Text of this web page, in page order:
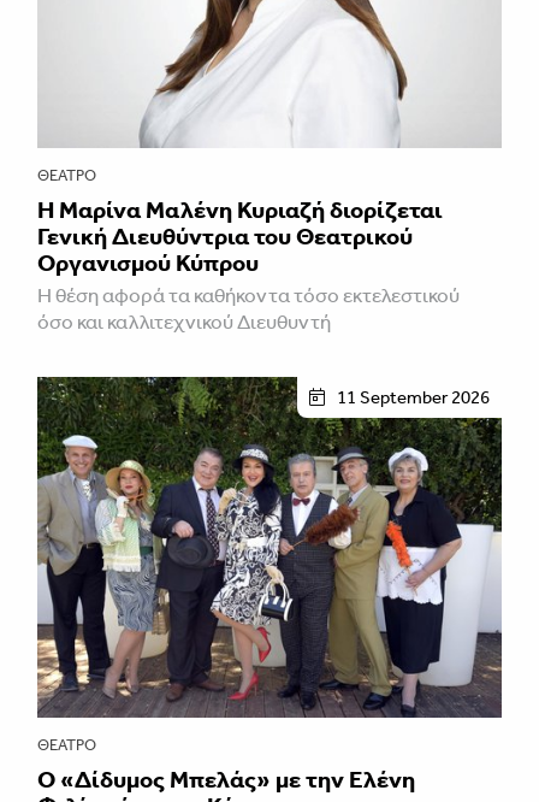
ΘΈΑΤΡΟ
Η Μαρίνα Μαλένη Κυριαζή διορίζεται
Γενική Διευθύντρια του Θεατρικού
Οργανισμού Κύπρου
Η θέση αφορά τα καθήκοντα τόσο εκτελεστικού
όσο και καλλιτεχνικού Διευθυντή
11 September 2026
ΘΈΑΤΡΟ
Ο «Δίδυμος Μπελάς» με την Ελένη